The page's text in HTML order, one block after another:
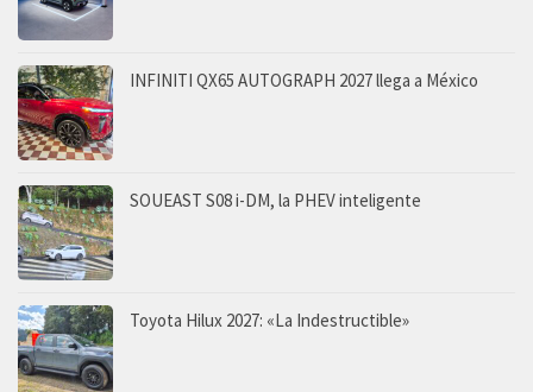
INFINITI QX65 AUTOGRAPH 2027 llega a México
SOUEAST S08 i-DM, la PHEV inteligente
Toyota Hilux 2027: «La Indestructible»